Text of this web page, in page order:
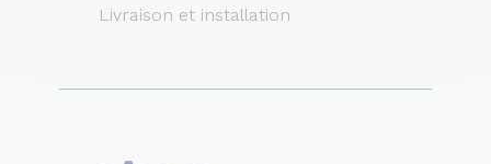
Livraison et installation